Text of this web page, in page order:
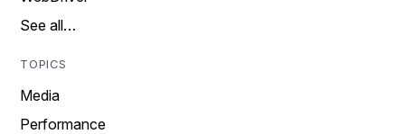
See all…
TOPICS
Media
Performance